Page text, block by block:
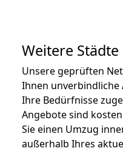
Weitere Städte
Unsere geprüften
Ihnen unverbindliche
Ihre Bedürfnisse
Angebote sind
Sie einen Umzug
außerhalb Ihres